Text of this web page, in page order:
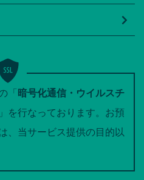
「暗号化通信・ウイルスチ
」を行なっております。お預
、当サービス提供の目的以